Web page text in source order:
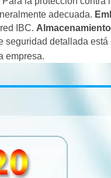
adecuada.
IBC.
seguridad detallada
empresa.